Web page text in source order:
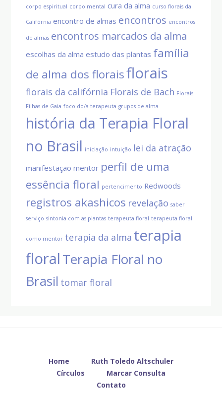
corpo espiritual corpo mental cura da alma curso florais da
Califórnia encontro de almas encontros encontros
de almas encontros marcados da alma
escolhas da alma estudo das plantas família
de alma dos floraisflorais
florais da califórnia Florais de Bach Florais
Filhas de Gaia foco do/a terapeuta grupos de alma
história da Terapia Floral
no Brasil iniciação intuição lei da atração
manifestação mentor perfil de uma
essência floral pertencimento Redwoods
registros akashicos revelação saber
serviço sintonia com as plantas terapeuta floral terapeuta floral
como mentor terapia da alma terapia
floralTerapia Floral no
Brasil tomar floral
Home
Ruth Toledo Altschuler
Círculos
Marcar Consulta
Contato